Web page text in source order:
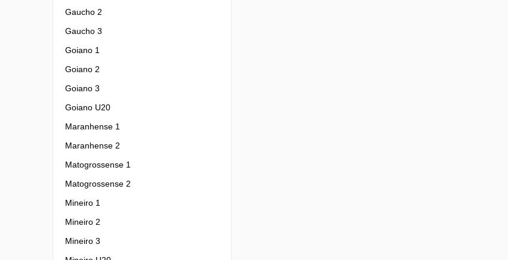
Gaucho 2
Gaucho 3
Goiano 1
Goiano 2
Goiano 3
Goiano U20
Maranhense 1
Maranhense 2
Matogrossense 1
Matogrossense 2
Mineiro 1
Mineiro 2
Mineiro 3